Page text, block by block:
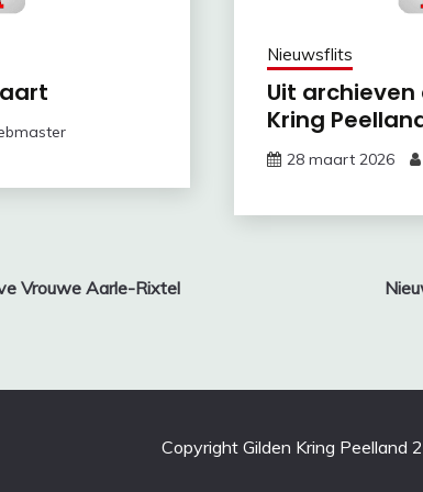
Nieuwsflits
Uit
Kring
28 maart 2026
Vrouwe Aarle-Rixtel
Copyright Gilden Kring Peelland